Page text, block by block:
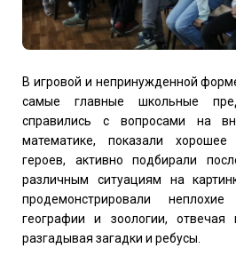
В игровой и непринужденной
самые главные школьные
справились с вопросами на
математике, показали хорошее
героев, активно подбирали
различным ситуациям на
продемонстрировали
географии и зоологии, отвечая
разгадывая загадки и ребусы.